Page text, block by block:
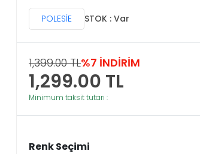
POLESİE STOK : Var
1,399.00 TL%7 İNDİRİM
1,299.00 TL
Minimum taksit tutarı :
Renk Seçimi